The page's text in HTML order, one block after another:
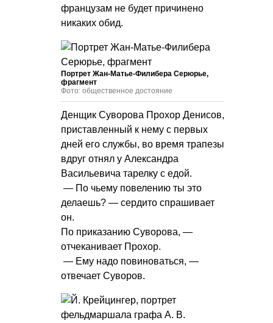
французам не будет причинено
никаких обид.
Портрет Жан-Матье-Филибера Серюрье,
фрагмент
Фото: общественное достояние
Денщик Суворова Прохор Денисов,
приставленный к нему с первых
дней его службы, во время трапезы
вдруг отнял у Александра
Васильевича тарелку с едой.
— По чьему повелению ты это
делаешь? — сердито спрашивает
он.
По приказанию Суворова, —
отчеканивает Прохор.
— Ему надо повиноваться, —
отвечает Суворов.